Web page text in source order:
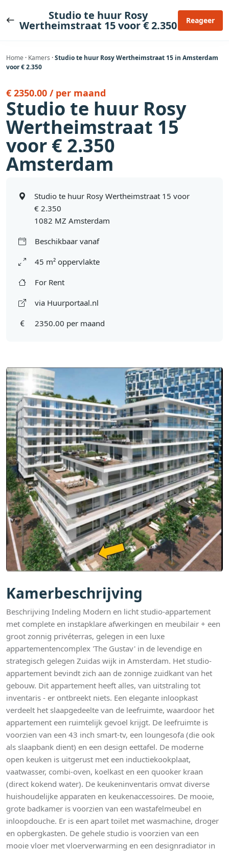
naar
Studio te huur Rosy
Wertheimstraat 15 voor € 2.350 Reageer
Home · Kamers ·Studio te huur Rosy Wertheimstraat 15 in Amsterdam
voor € 2.350
Kamerbeschrijving
Beschrijving Indeling Modern en licht studio-appartement
met complete en instapklare afwerkingen en meubilair + een
groot zonnig privéterras, gelegen in een luxe
appartementencomplex 'The Gustav' in de levendige en
strategisch gelegen Zuidas wijk in Amsterdam. Het studio-
appartement bevindt zich aan de zonnige zuidkant van het
gebouw. Dit appartement heeft alles, van uitstraling tot
inventaris - er ontbreekt niets. Een elegante inloopkast
verdeelt het slaapgedeelte van de leefruimte, waardoor het
appartement een ruimtelijk gevoel krijgt. De leefruimte is
voorzien van een 43 inch smart-tv, een loungesofa (die ook
als slaapbank dient) en een design eettafel. De moderne
open keuken is uitgerust met een inductiekookplaat,
vaatwasser, combi-oven, koelkast en een quooker kraan
(direct kokend water). De keukeninventaris omvat diverse
huishoudelijke apparaten en keukenaccessoires. De mooie,
grote badkamer is voorzien van een wastafelmeubel en
inloopdouche. Er is een apart toilet met wasmachine, droger
en opbergkasten. De gehele studio is voorzien van een
mooie vloer met vloerverwarming en een designradiator in
€ 2350.00 / per maand
Studio te huur Rosy
Wertheimstraat 15
voor € 2.350
Amsterdam
Studio te huur Rosy Wertheimstraat 15 voor
€ 2.350
1082 MZ Amsterdam
Beschikbaar vanaf
45 m² oppervlakte
For Rent
via Huurportaal.nl
2350.00 per maand